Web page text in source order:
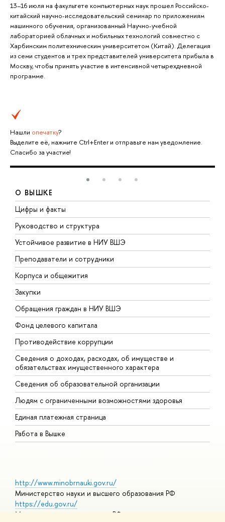
13–16 июля на факультете компьютерных наук прошел Российско-
китайский научно-исследовательский семинар по приложениям
машинного обучения, организованный Научно-учебной
лабораторией облачных и мобильных технологий совместно с
Харбинским политехническим университетом (Китай). Делегация
из семи студентов и трех представителей университета прибыла в
Москву, чтобы принять участие в интенсивной четырехдневной
программе.
Нашли опечатку?
Выделите её, нажмите Ctrl+Enter и отправьте нам уведомление.
Спасибо за участие!
О ВЫШКЕ
Цифры и факты
Руководство и структура
Устойчивое развитие в НИУ ВШЭ
Преподаватели и сотрудники
Корпуса и общежития
Закупки
Обращения граждан в НИУ ВШЭ
Фонд целевого капитала
Противодействие коррупции
Сведения о доходах, расходах, об имуществе и
обязательствах имущественного характера
Сведения об образовательной организации
Людям с ограниченными возможностями здоровья
Единая платежная страница
Работа в Вышке
http://www.minobrnauki.gov.ru/
Министерство науки и высшего образования РФ
https://edu.gov.ru/
Министерство просвещения РФ